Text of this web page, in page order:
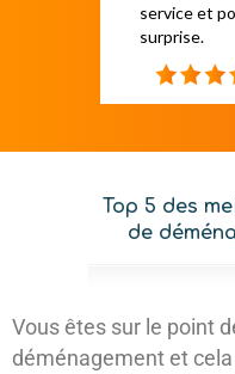
service et
surprise.
Top 5 des
de
Vous êtes sur le point
déménagement et